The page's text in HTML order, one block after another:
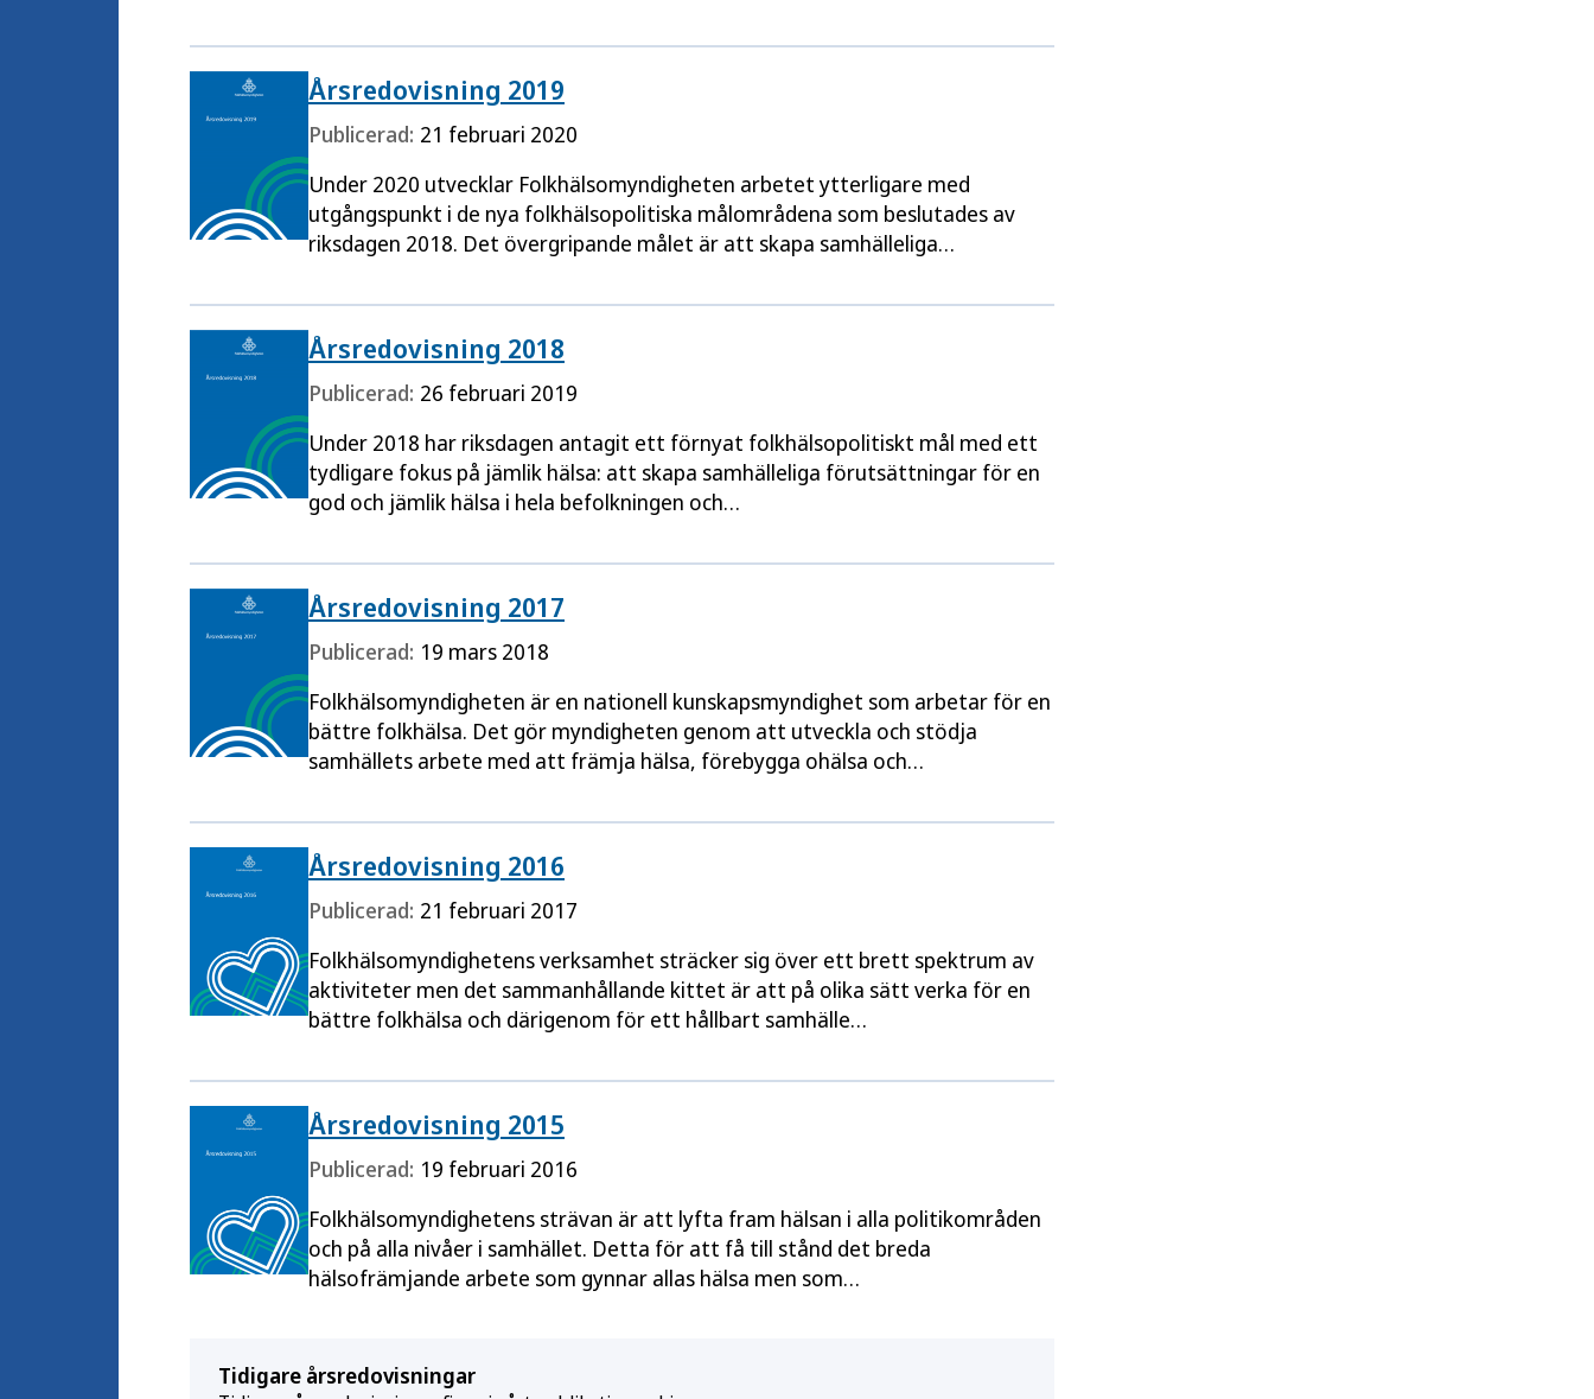
Årsredovisning 2019
Publicerad: 21 februari 2020
Under 2020 utvecklar Folkhälsomyndigheten arbetet ytterligare med
utgångspunkt i de nya folkhälsopolitiska målområdena som beslutades av
riksdagen 2018. Det övergripande målet är att skapa samhälleliga…
Årsredovisning 2018
Publicerad: 26 februari 2019
Under 2018 har riksdagen antagit ett förnyat folkhälsopolitiskt mål med ett
tydligare fokus på jämlik hälsa: att skapa samhälleliga förutsättningar för en
god och jämlik hälsa i hela befolkningen och…
Årsredovisning 2017
Publicerad: 19 mars 2018
Folkhälsomyndigheten är en nationell kunskapsmyndighet som arbetar för en
bättre folkhälsa. Det gör myndigheten genom att utveckla och stödja
samhällets arbete med att främja hälsa, förebygga ohälsa och…
Årsredovisning 2016
Publicerad: 21 februari 2017
Folkhälsomyndighetens verksamhet sträcker sig över ett brett spektrum av
aktiviteter men det sammanhållande kittet är att på olika sätt verka för en
bättre folkhälsa och därigenom för ett hållbart samhälle…
Årsredovisning 2015
Publicerad: 19 februari 2016
Folkhälsomyndighetens strävan är att lyfta fram hälsan i alla politikområden
och på alla nivåer i samhället. Detta för att få till stånd det breda
hälsofrämjande arbete som gynnar allas hälsa men som…
Tidigare årsredovisningar